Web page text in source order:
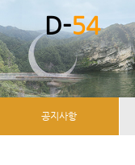
D-54
공지사항